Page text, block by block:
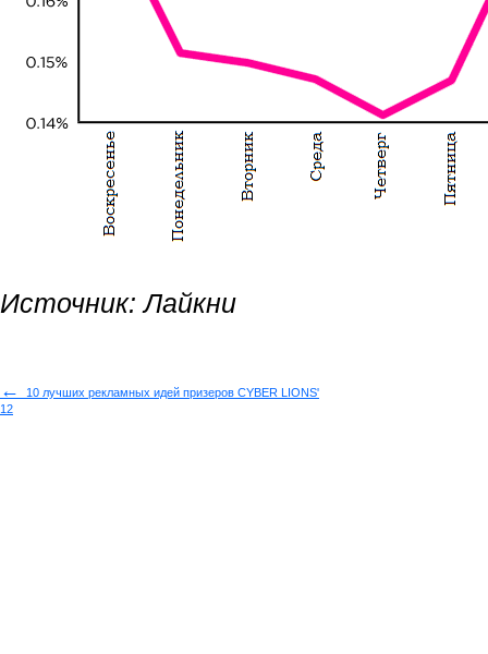
Источник: Лайкни
←
10 лучших рекламных идей призеров CYBER LIONS'
12